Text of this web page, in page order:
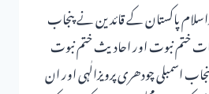
پاکستان کے قائدین نے پنجاب
ختم نبوت اور احادیث ختم نبوت
اسمبلی چودھری پرویزالٰہی اور ان